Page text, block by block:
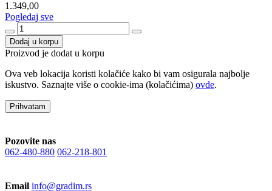
1.349,00
Pogledaj sve
Dodaj u korpu
Proizvod je dodat u korpu
Ova veb lokacija koristi kolačiće kako bi vam osigurala najbolje
iskustvo. Saznajte više o cookie-ima (kolačićima) ovde.
Prihvatam
Pozovite nas
062-480-880 062-218-801
Email info@gradim.rs